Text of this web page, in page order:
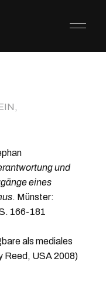
,
und
eines
. Münster:
166-181
als mediales
Reed, USA 2008)